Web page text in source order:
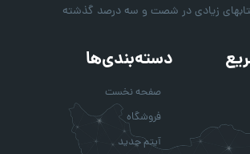
زیادی در شصت و سه درصد گذشته
دسته‌بندی‌ها
صفحه نخست
فروشگاه
آیتم جدید